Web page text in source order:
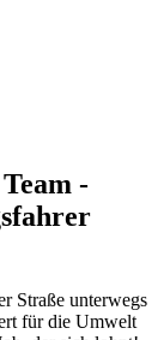
-
Straße unterwegs
für die Umwelt